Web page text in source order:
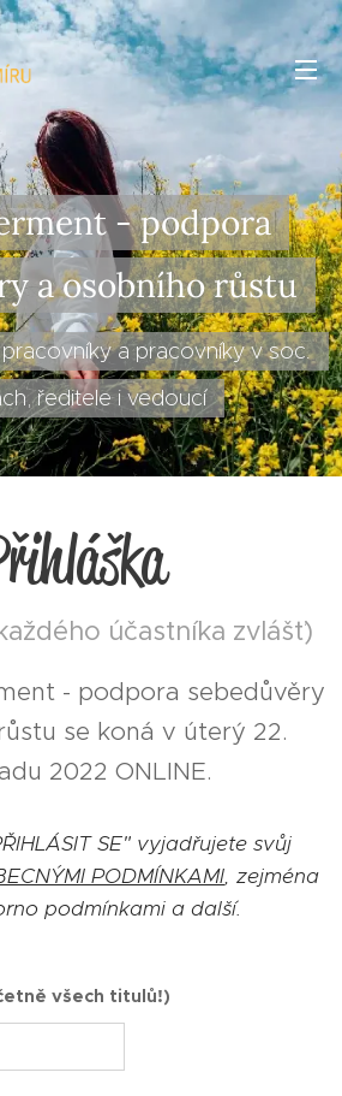
- podpora
a osobního růstu
a pracovníky v soc.
ředitele i vedoucí
účastníka zvlášť)
- podpora sebedůvěry
se koná v úterý 22.
2022 ONLINE.
SE" vyjadřujete svůj
PODMÍNKAMI, zejména
podmínkami a další.
všech titulů!)